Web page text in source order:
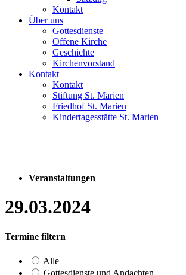
Kontakt
Über uns
Gottesdienste
Offene Kirche
Geschichte
Kirchenvorstand
Kontakt
Kontakt
Stiftung St. Marien
Friedhof St. Marien
Kindertagesstätte St. Marien
Veranstaltungen
29.03.2024
Termine filtern
Alle